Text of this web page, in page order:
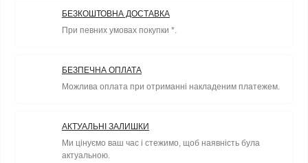
БЕЗКОШТОВНА ДОСТАВКА
При певних умовах покупки *.
БЕЗПЕЧНА ОПЛАТА
Можлива оплата при отриманні накладеним платежем.
АКТУАЛЬНІ ЗАЛИШКИ
Ми цінуємо ваш час і стежимо, щоб наявність була
актуальною.